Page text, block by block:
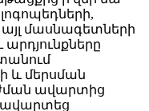
այլ մասնագետների
և մերսման
ավարտից
ավարտեց